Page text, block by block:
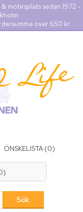
mötesplats sedan 1972 -
över 650 kr
ÖNSKELISTA (0)